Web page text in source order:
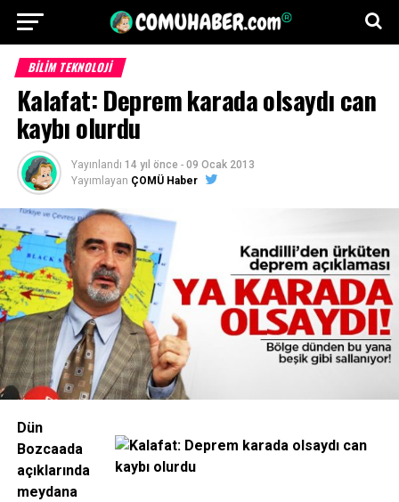
BILIM TEKNOLOJI
Kalafat: Deprem karada olsaydı can
kaybı olurdu
Yayınlandı 14 yıl önce - 09 Ocak 2013
Yayımlayan ÇOMÜ Haber
Dün
Bozcaada
açıklarında
meydana